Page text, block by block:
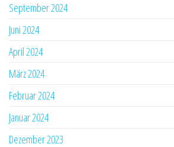
September 2024
Juni 2024
April 2024
März 2024
Februar 2024
Januar 2024
Dezember 2023